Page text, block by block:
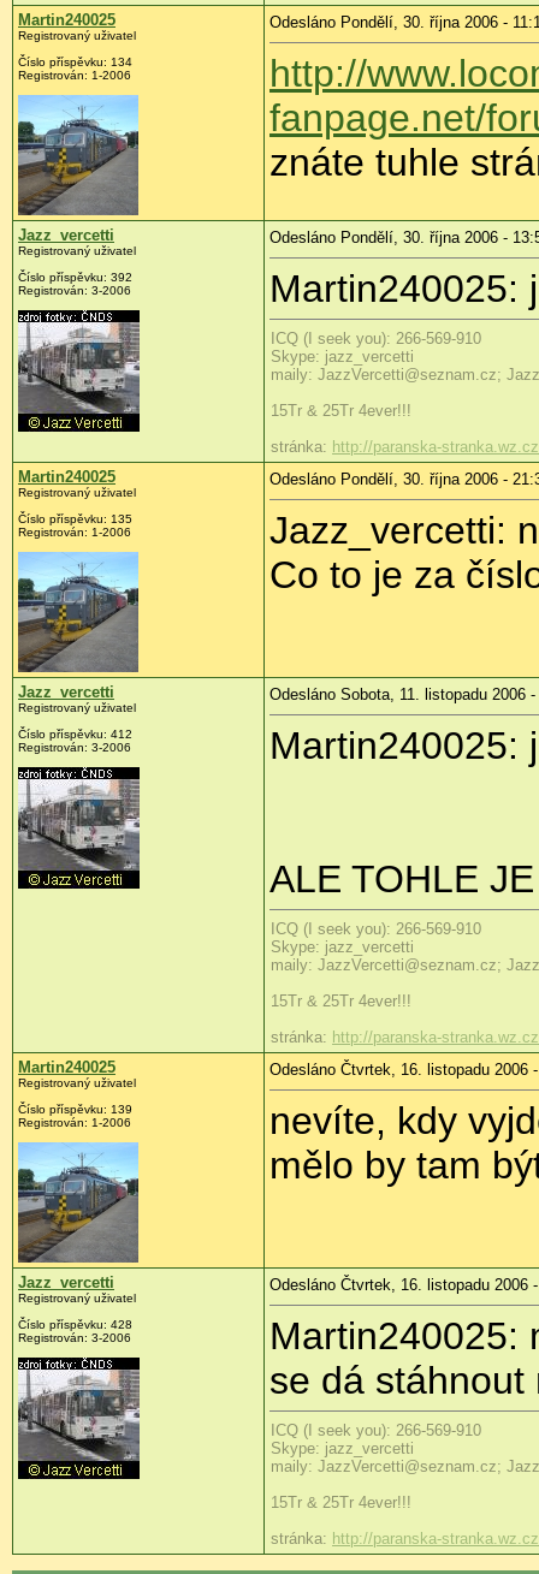
Martin240025
Registrovaný uživatel
Číslo příspěvku: 134
Registrován: 1-2006
Odesláno Pondělí, 30. října 2006 -
http://
fanpage.net/
znáte tuhle
Jazz_vercetti
Registrovaný uživatel
Číslo příspěvku: 392
Registrován: 3-2006
Odesláno Pondělí, 30. října 2006 -
Martin240025:
ICQ (I seek you): 266-569-910
Skype: jazz_vercetti
maily: JazzVercetti@seznam.cz;
15Tr & 25Tr 4ever!!!
stránka: http://paranska-stranka.wz.cz
Martin240025
Registrovaný uživatel
Číslo příspěvku: 135
Registrován: 1-2006
Odesláno Pondělí, 30. října 2006 -
Jazz_vercetti:
Co to je za
Jazz_vercetti
Registrovaný uživatel
Číslo příspěvku: 412
Registrován: 3-2006
Odesláno Sobota, 11. listopadu 2006 -
Martin240025:
ALE TOHLE
ICQ (I seek you): 266-569-910
Skype: jazz_vercetti
maily: JazzVercetti@seznam.cz;
15Tr & 25Tr 4ever!!!
stránka: http://paranska-stranka.wz.cz
Martin240025
Registrovaný uživatel
Číslo příspěvku: 139
Registrován: 1-2006
Odesláno Čtvrtek, 16. listopadu 2006
nevíte, kdy
mělo by tam
Jazz_vercetti
Registrovaný uživatel
Číslo příspěvku: 428
Registrován: 3-2006
Odesláno Čtvrtek, 16. listopadu 2006
Martin240025:
se dá
ICQ (I seek you): 266-569-910
Skype: jazz_vercetti
maily: JazzVercetti@seznam.cz;
15Tr & 25Tr 4ever!!!
stránka: http://paranska-stranka.wz.cz